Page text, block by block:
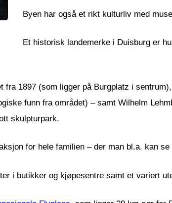
Byen har også et rikt kulturliv med
Et historisk landemerke i Duisburg er
fra 1897 (som ligger på Burgplatz i
funn fra området) – samt Wilhelm
skulpturpark.
for hele familien – der man bl.a. kan
i butikker og kjøpesentre samt et variert